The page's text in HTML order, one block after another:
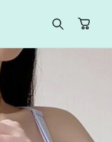
Panier